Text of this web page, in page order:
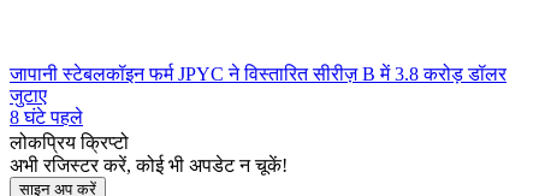
जापानी स्टेबलकॉइन फर्म JPYC ने विस्तारित सीरीज़ B में 3.8 करोड़ डॉलर
जुटाए
8 घंटे पहले
लोकप्रिय क्रिप्टो
अभी रजिस्टर करें, कोई भी अपडेट न चूकें!
साइन अप करें